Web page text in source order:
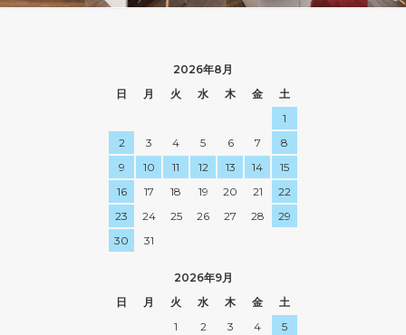
2026年8月
日
月 火 水 木 金
土
1
2
3 4 5 6 7
8
9
10 11 12 13 14
15
16
17 18 19 20 21
22
23
24 25 26 27 28
29
30
31
2026年9月
日
月 火 水 木 金
土
1
2 3 4
5